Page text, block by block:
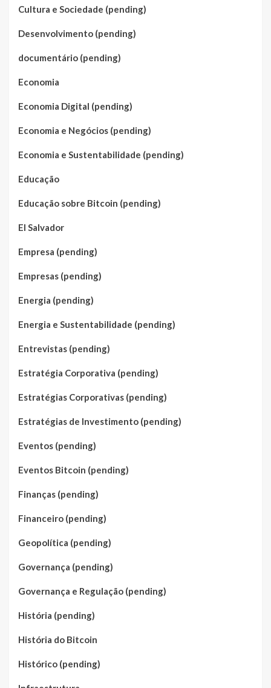
Cultura e Sociedade (pending)
Desenvolvimento (pending)
documentário (pending)
Economia
Economia Digital (pending)
Economia e Negócios (pending)
Economia e Sustentabilidade (pending)
Educação
Educação sobre Bitcoin (pending)
El Salvador
Empresa (pending)
Empresas (pending)
Energia (pending)
Energia e Sustentabilidade (pending)
Entrevistas (pending)
Estratégia Corporativa (pending)
Estratégias Corporativas (pending)
Estratégias de Investimento (pending)
Eventos (pending)
Eventos Bitcoin (pending)
Finanças (pending)
Financeiro (pending)
Geopolítica (pending)
Governança (pending)
Governança e Regulação (pending)
História (pending)
História do Bitcoin
Histórico (pending)